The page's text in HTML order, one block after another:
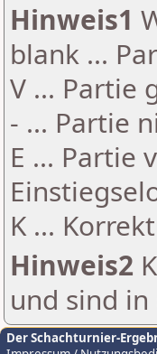
Hinweis1
blank ...
V ... Partie
- ... Partie
E ... Partie
K ...
Hinweis2
und sind
Der Schachturnier-